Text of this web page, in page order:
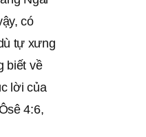
có
tự xưng
biết về
lời của
4:6,